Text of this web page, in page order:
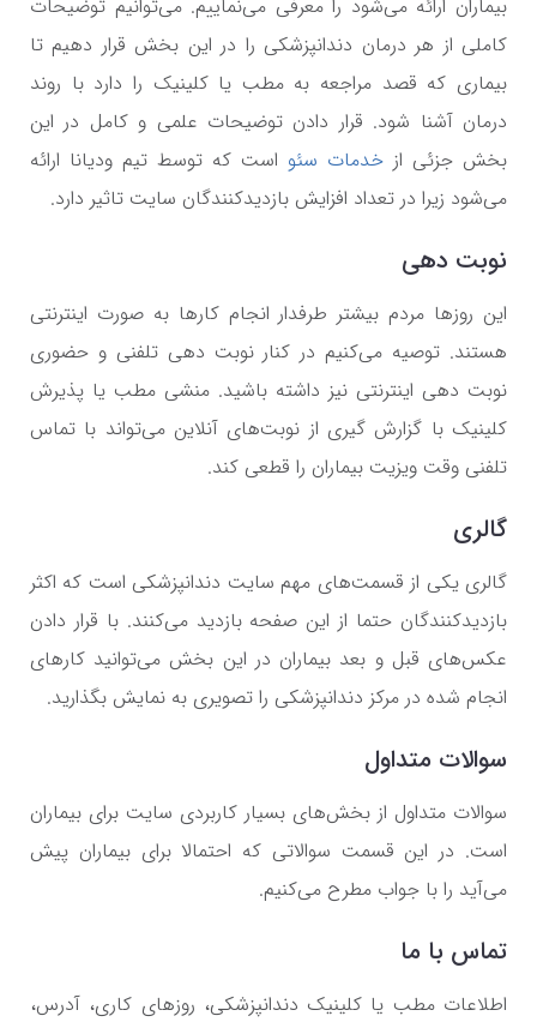
بیماران ارائه می‌شود را معرفی می‌نماییم. می‌توانیم توضیحات
کاملی از هر درمان دندانپزشکی را در این بخش قرار دهیم تا
بیماری که قصد مراجعه به مطب یا کلینیک را دارد با روند
درمان آشنا شود. قرار دادن توضیحات علمی و کامل در این
بخش جزئی از خدمات سئو است که توسط تیم ودیانا ارائه
می‌شود زیرا در تعداد افزایش بازدیدکنندگان سایت تاثیر دارد.
نوبت دهی
این روزها مردم بیشتر طرفدار انجام کارها به صورت اینترنتی
هستند. توصیه می‌کنیم در کنار نوبت دهی تلفنی و حضوری
نوبت دهی اینترنتی نیز داشته باشید. منشی مطب یا پذیرش
کلینیک با گزارش گیری از نوبت‌های آنلاین می‌تواند با تماس
تلفنی وقت ویزیت بیماران را قطعی کند.
گالری
گالری یکی از قسمت‌های مهم سایت دندانپزشکی است که اکثر
بازدیدکنندگان حتما از این صفحه بازدید می‌کنند. با قرار دادن
عکس‌های قبل و بعد بیماران در این بخش می‌توانید کارهای
انجام شده در مرکز دندانپزشکی را تصویری به نمایش بگذارید.
سوالات متداول
سوالات متداول از بخش‌های بسیار کاربردی سایت برای بیماران
است. در این قسمت سوالاتی که احتمالا برای بیماران پیش
می‌آید را با جواب مطرح می‌کنیم.
تماس با ما
اطلاعات مطب یا کلینیک دندانپزشکی، روزهای کاری، آدرس،